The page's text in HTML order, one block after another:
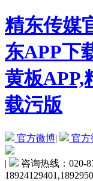
精东传媒
东APP下
黄板APP,
载污版
官方微博| 官方
|
咨询热线：020-